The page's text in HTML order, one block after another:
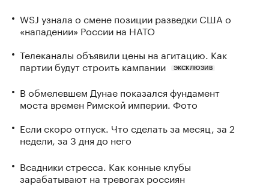
WSJ узнала о смене позиции разведки США о
«нападении» России на НАТО
Телеканалы объявили цены на агитацию. Как
партии будут строить кампании
ЭКСКЛЮЗИВ
В обмелевшем Дунае показался фундамент
моста времен Римской империи. Фото
Если скоро отпуск. Что сделать за месяц, за 2
недели, за 3 дня до него
Всадники стресса. Как конные клубы
зарабатывают на тревогах россиян